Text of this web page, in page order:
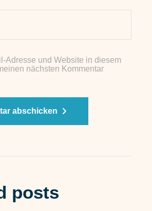
Adresse und Website in diesem
nächsten Kommentar
abschicken
posts